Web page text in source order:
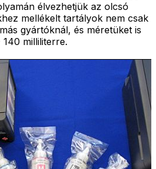
élvezhetjük az olcsó
mellékelt tartályok nem csak
gyártóknál, és méretüket is
milliliterre.